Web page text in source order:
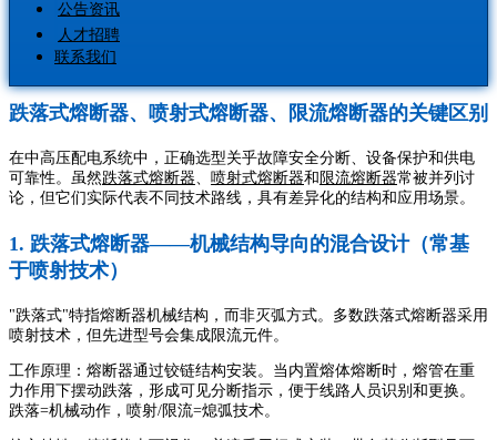
公告资讯
人才招聘
联系我们
跌落式熔断器、喷射式熔断器、限流熔断器的关键区别
在中高压配电系统中，正确选型关乎故障安全分断、设备保护和供电
可靠性。虽然跌落式熔断器、 喷射式熔断器和 限流熔断器常被并列讨
论，但它们实际代表不同技术路线，具有差异化的结构和应用场景。
1. 跌落式熔断器——机械结构导向的混合设计（常基
于喷射技术）
"跌落式"特指熔断器机械结构，而非灭弧方式。多数跌落式熔断器采用
喷射技术，但先进型号会集成限流元件。
工作原理：熔断器通过铰链结构安装。当内置熔体熔断时，熔管在重
力作用下摆动跌落，形成可见分断指示，便于线路人员识别和更换。
跌落=机械动作，喷射/限流=熄弧技术。